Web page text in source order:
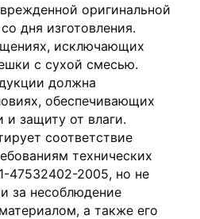
оригинальной
дня изготовления.
исключающих
с сухой смесью.
должна
обеспечивающих
и защиту от влаги.
соответствие
технических
47532402-2005, но не
за несоблюдение
а также его